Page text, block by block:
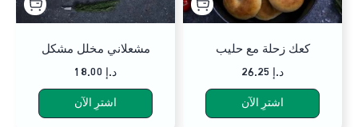
كعك زحلة مع حليب
26.25 د.إ
اشترِ الآن
مشعلاني مخلل مشكل
18.00 د.إ
اشترِ الآن